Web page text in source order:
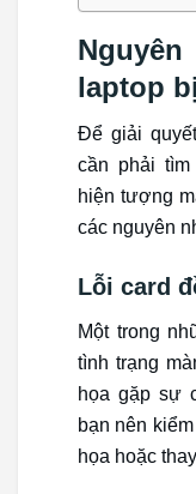
laptop
Để giải
cần phải
hiện tượng
các nguyên
Lỗi card
Một trong
tình trạng
họa gặp sự
bạn nên
họa hoặc